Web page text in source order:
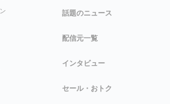
話題のニュース
配信元一覧
インタビュー
セール・おトク